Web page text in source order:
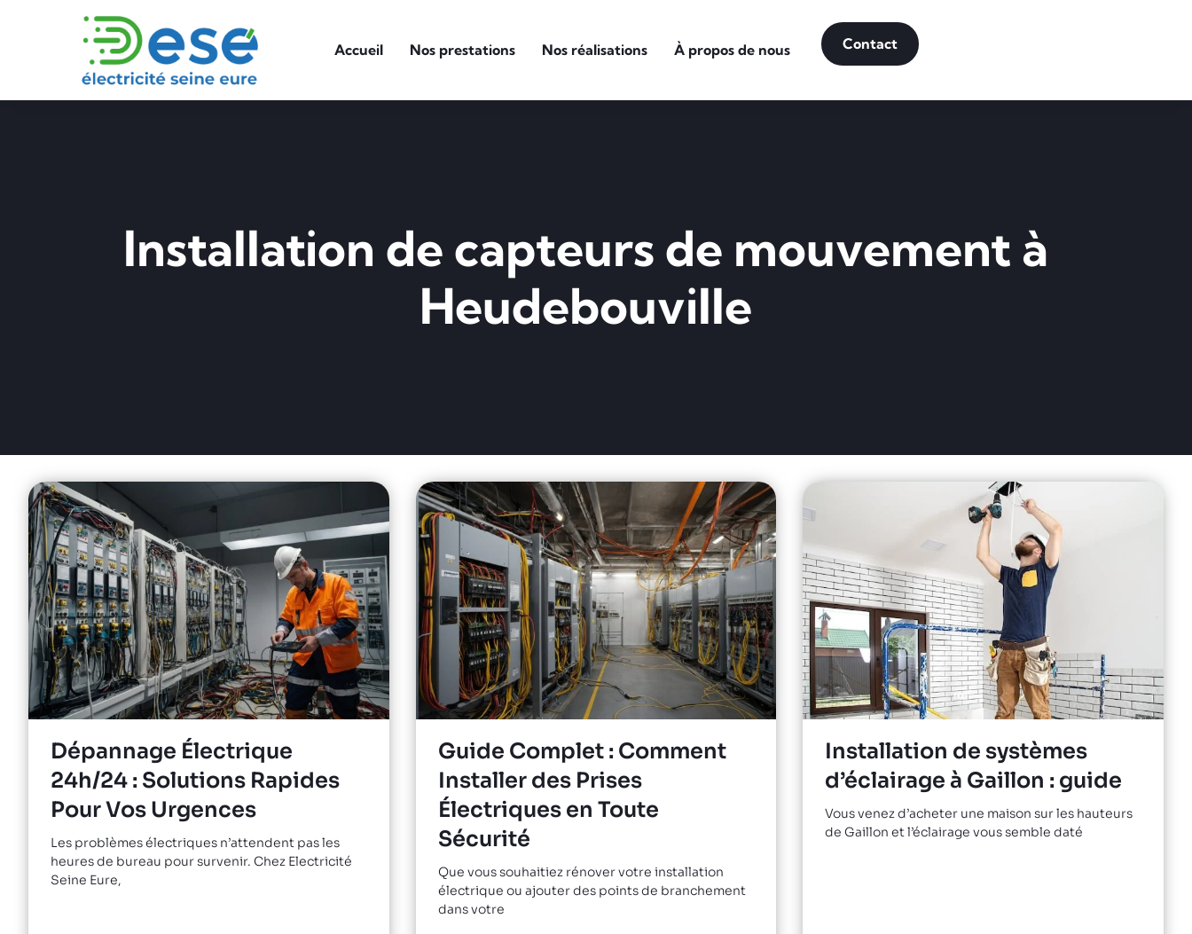
Accueil Nos prestations Nos réalisations À propos de nous Contact
Installation de capteurs de mouvement à
Heudebouville
Dépannage Électrique
24h/24 : Solutions Rapides
Pour Vos Urgences
Les problèmes électriques n’attendent pas les
heures de bureau pour survenir. Chez Electricité
Seine Eure,
Guide Complet : Comment
Installer des Prises
Électriques en Toute
Sécurité
Que vous souhaitiez rénover votre installation
électrique ou ajouter des points de branchement
dans votre
Installation de systèmes
d’éclairage à Gaillon : guide
Vous venez d’acheter une maison sur les hauteurs
de Gaillon et l’éclairage vous semble daté